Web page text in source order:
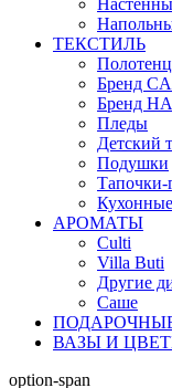
ТЕКСТИЛЬ
Бренд
Бренд
Пледы
Детский
Подушки
Тапочки-
АРОМАТЫ
Culti
Villa Buti
Другие
Саше
ВАЗЫ И
option-span